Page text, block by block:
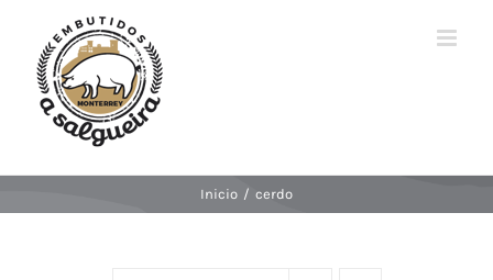
Inicio / cerdo